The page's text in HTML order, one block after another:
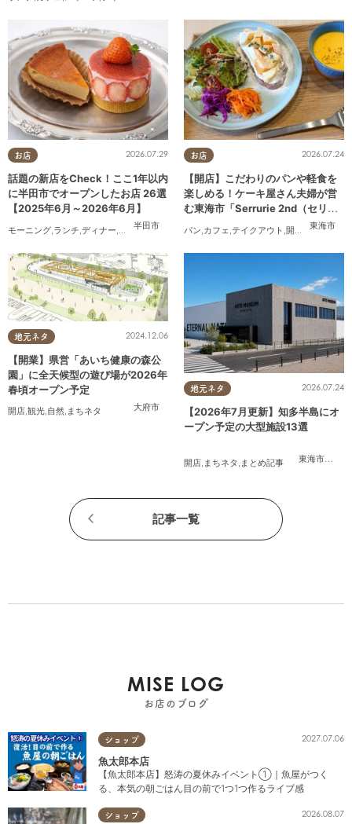
お店
半田市
2026.07.29
話題の新店をCheck！ここ1年以内
に半田市でオープンしたお店 26選
【2025年6月～2026年6月】
モーニング ランチ ディナー アルコール ラーメン, パン, カフェ, スイーツ テイクアウト
お店
東海市
2026.07.24
【開店】こだわりのパンや軽食を
楽しめる！ケーキ屋さん夫婦が営
む東海市「Serrurie 2nd（セリュ
リエ セカンド）」6/29(月)テスト
オープン
パン カフェ テイクアウト 開店 専門店,
地元ネタ
大府市
2024.12.06
【開業】県営「あいち健康の森公
園」に全天候型の遊び場が2026年
春頃オープン予定
開店,観光,自然, まちネタ
地元ネタ
東海市
,大府
2026.07.24
【2026年7月更新】知多半島にオ
ープン予定の大型施設13選
開店, まちネタ , まとめ記事
記事一覧
MISE LOG
お店のブログ
ショップ 2027.07.06
魚太郎本店
【魚太郎本店】怒涛の夏休みイベント①｜魚屋がつく
る、本気の朝ごはん目の前で1つ1つ作るライブ感
ショップ 2026.08.07